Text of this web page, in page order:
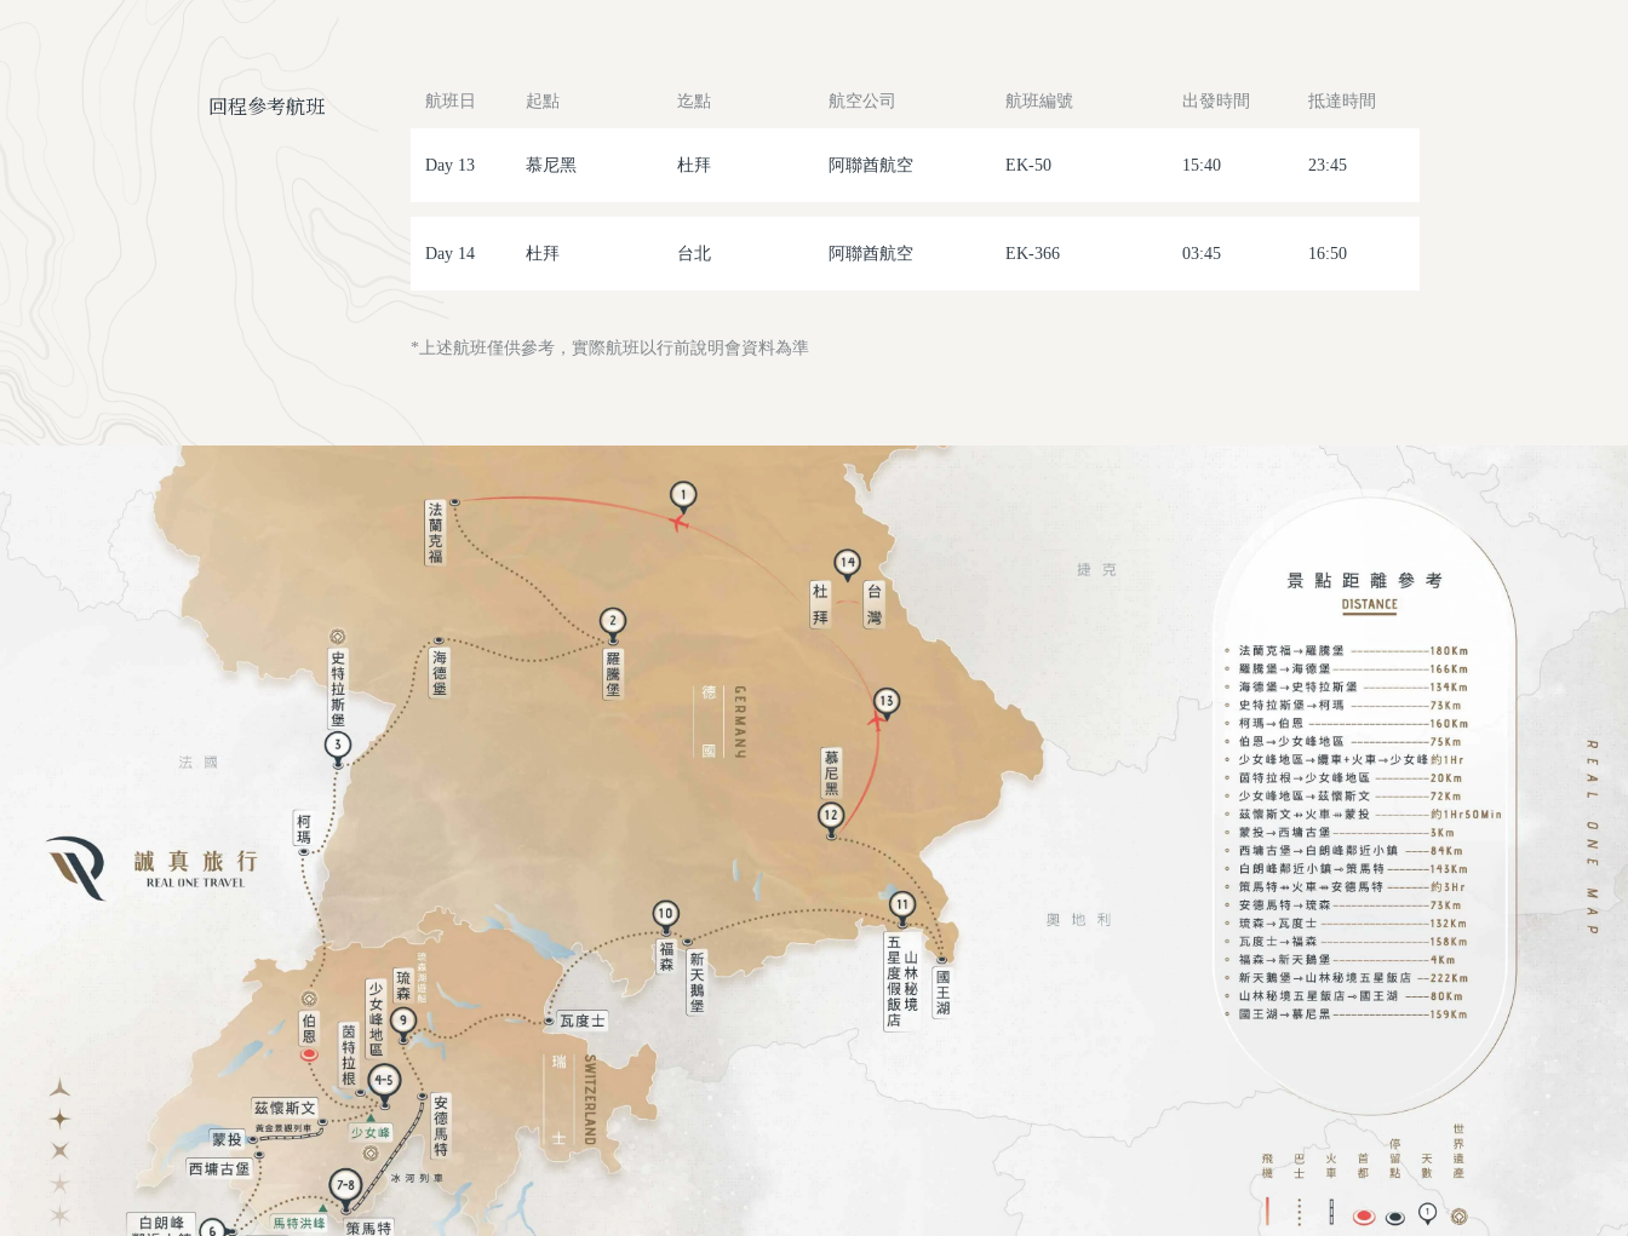
回程參考航班 航班日 起點 迄點 航空公司 航班編號 出發時間 抵達時間
Day 13 慕尼黑 杜拜 阿聯酋航空 EK-50 15:40 23:45
Day 14 杜拜 台北 阿聯酋航空 EK-366 03:45 16:50
*上述航班僅供參考，實際航班以行前說明會資料為準